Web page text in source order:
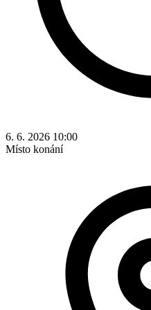
6. 6. 2026 10:00
Místo konání